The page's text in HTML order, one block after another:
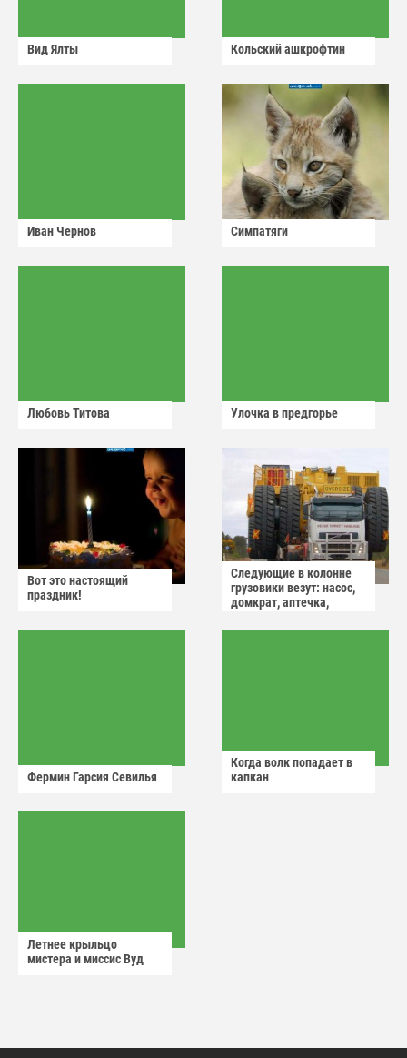
Вид Ялты Кольский ашкрофтин
Иван Чернов Симпатяги
Любовь Титова Улочка в предгорье
Вот это настоящий
праздник!
Следующие в колонне
грузовики везут: насос,
домкрат, аптечка,
Фермин Гарсия Севилья
Когда волк попадает в
капкан
Летнее крыльцо
мистера и миссис Вуд